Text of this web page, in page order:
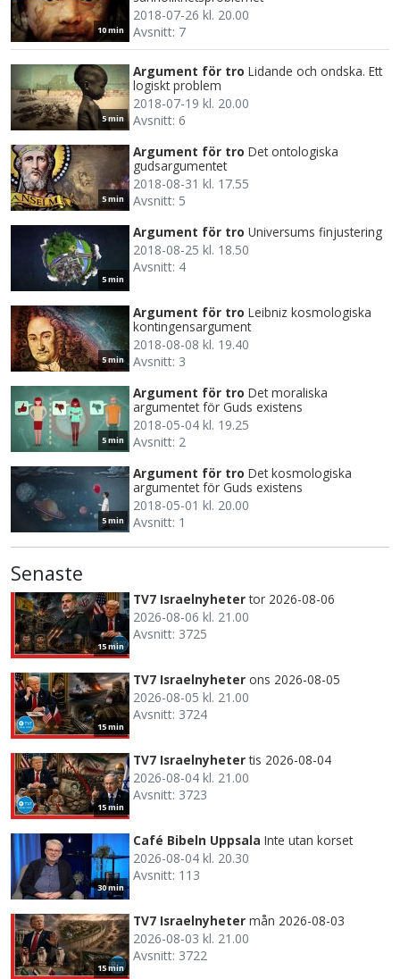
10 min
2018-07-26 kl. 20.00
Avsnitt: 7
5 min
Argument för tro Lidande och ondska. Ett
logiskt problem
2018-07-19 kl. 20.00
Avsnitt: 6
5 min
Argument för tro Det ontologiska
gudsargumentet
2018-08-31 kl. 17.55
Avsnitt: 5
5 min
Argument för tro Universums finjustering
2018-08-25 kl. 18.50
Avsnitt: 4
5 min
Argument för tro Leibniz kosmologiska
kontingensargument
2018-08-08 kl. 19.40
Avsnitt: 3
5 min
Argument för tro Det moraliska
argumentet för Guds existens
2018-05-04 kl. 19.25
Avsnitt: 2
5 min
Argument för tro Det kosmologiska
argumentet för Guds existens
2018-05-01 kl. 20.00
Avsnitt: 1
Senaste
15 min
TV7 Israelnyheter tor 2026-08-06
2026-08-06 kl. 21.00
Avsnitt: 3725
15 min
TV7 Israelnyheter ons 2026-08-05
2026-08-05 kl. 21.00
Avsnitt: 3724
15 min
TV7 Israelnyheter tis 2026-08-04
2026-08-04 kl. 21.00
Avsnitt: 3723
30 min
Café Bibeln Uppsala Inte utan korset
2026-08-04 kl. 20.30
Avsnitt: 113
15 min
TV7 Israelnyheter mån 2026-08-03
2026-08-03 kl. 21.00
Avsnitt: 3722